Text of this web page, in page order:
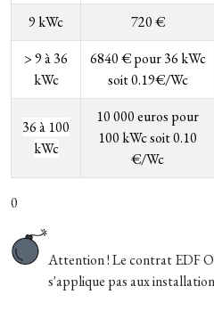
9 kWc
720 €
>9 à 36
kWc
6840 € pour 36 kWc
soit 0.19€/Wc
36 à 100
kWc
10 000 euros pour
100 kWc soit 0.10
€/Wc
0
Attention ! Le contrat EDF
s'applique pas aux